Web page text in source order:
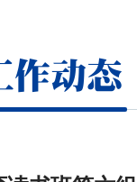
作动态